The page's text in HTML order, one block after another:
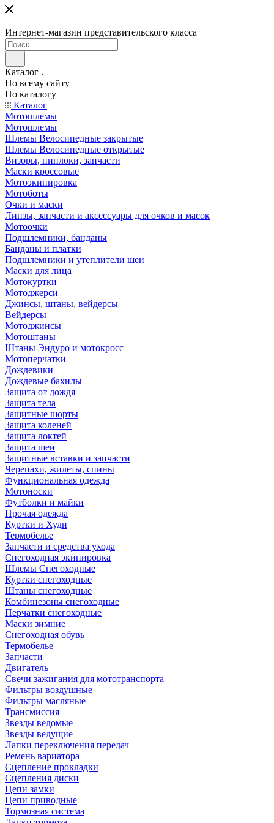
Интернет-магазин представительского класса
Каталог
По всему сайту
По каталогу
Каталог
Мотошлемы
Мотошлемы
Шлемы Велосипедные закрытые
Шлемы Велосипедные открытые
Визоры, пинлоки, запчасти
Маски кроссовые
Мотоэкипировка
Мотоботы
Очки и маски
Линзы, запчасти и аксессуары для очков и масок
Мотоочки
Подшлемники, банданы
Банданы и платки
Подшлемники и утеплители шеи
Маски для лица
Мотокуртки
Мотоджерси
Джинсы, штаны, вейдерсы
Вейдерсы
Мотоджинсы
Мотоштаны
Штаны Эндуро и мотокросс
Мотоперчатки
Дождевики
Дождевые бахилы
Защита от дождя
Защита тела
Защитные шорты
Защита коленей
Защита локтей
Защита шеи
Защитные вставки и запчасти
Черепахи, жилеты, спины
Функциональная одежда
Мотоноски
Футболки и майки
Прочая одежда
Куртки и Худи
Термобелье
Запчасти и средства ухода
Снегоходная экипировка
Шлемы Снегоходные
Куртки снегоходные
Штаны снегоходные
Комбинезоны снегоходные
Перчатки снегоходные
Маски зимние
Снегоходная обувь
Термобелье
Запчасти
Двигатель
Свечи зажигания для мототранспорта
Фильтры воздушные
Фильтры масляные
Трансмиссия
Звезды ведомые
Звезды ведущие
Лапки переключения передач
Ремень вариатора
Сцепление прокладки
Сцепления диски
Цепи замки
Цепи приводные
Тормозная система